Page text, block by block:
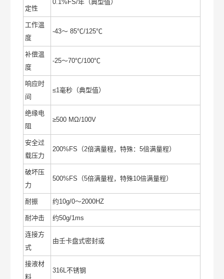
定性
0.1%FS/年（典型值）
工作温
度
-43～ 85℃/125℃
补偿温
度
-25～70℃/100℃
响应时
间
≤1毫秒（典型值）
绝缘电
阻
≥500 MΩ/100V
安全过
载压力
200%FS（2倍满量程，特殊：5倍满量程）
破坏压
力
500%FS（5倍满量程，特殊10倍满量程）
耐振 约10g/0～2000HZ
耐冲击 约50g/1ms
连接方
式
由壬卡盘式密封或
接液材
料
316L不锈钢